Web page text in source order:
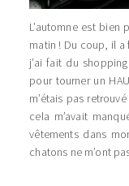
L’automne est
matin ! Du coup, il a
j’ai fait du
pour tourner un
m’étais pas
cela m’avait
vêtements dans
chatons ne m’ont